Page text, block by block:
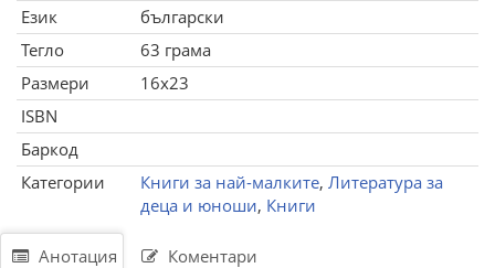
Език
български
Тегло
63 грама
Размери
16x23
ISBN
Баркод
Категории
Книги за най-малките, Литература за
деца и юноши, Книги
Анотация Коментари